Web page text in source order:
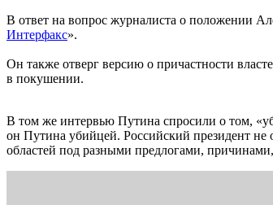
В ответ на вопрос журналиста о положении
Интерфакс».
Он также отверг версию о причастности
в покушении.
В том же интервью Путина спросили о том,
он Путина убийцей. Российский президент не
областей под разными предлогами,